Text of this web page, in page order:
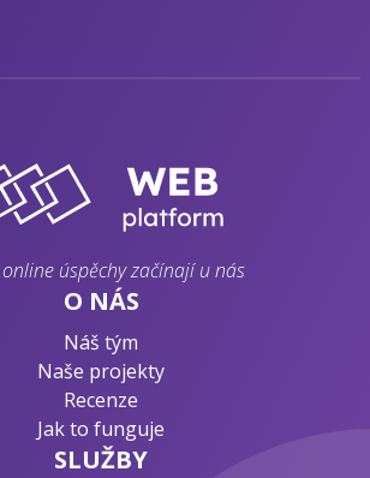
online úspěchy začínají u nás
O NÁS
Náš tým
Naše projekty
Recenze
Jak to funguje
SLUŽBY